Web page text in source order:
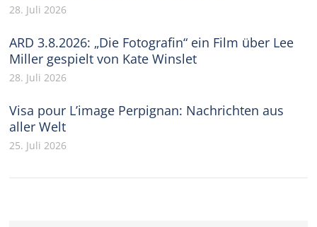
28. Juli 2026
ARD 3.8.2026: „Die Fotografin“ ein Film über Lee
Miller gespielt von Kate Winslet
28. Juli 2026
Visa pour L’image Perpignan: Nachrichten aus
aller Welt
25. Juli 2026